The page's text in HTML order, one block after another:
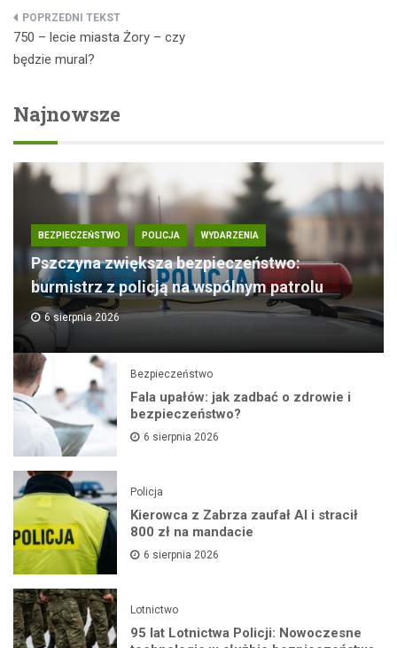
Nawigacja
wpisu
750 – lecie miasta Żory – czy
będzie mural?
Najnowsze
BEZPIECZEŃSTWO POLICJA WYDARZENIA
Pszczyna zwiększa bezpieczeństwo:
burmistrz z policją na wspólnym patrolu
6 sierpnia 2026
Bezpieczeństwo
Fala upałów: jak zadbać o zdrowie i
bezpieczeństwo?
6 sierpnia 2026
Policja
Kierowca z Zabrza zaufał AI i stracił
800 zł na mandacie
6 sierpnia 2026
Lotnictwo
95 lat Lotnictwa Policji: Nowoczesne